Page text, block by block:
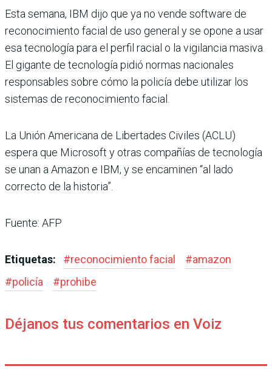
Esta semana, IBM dijo que ya no vende software de
reconocimiento facial de uso general y se opone a usar
esa tecnología para el perfil racial o la vigilancia masiva.
El gigante de tecnología pidió normas nacionales
responsables sobre cómo la policía debe utilizar los
sistemas de reconocimiento facial.
La Unión Americana de Libertades Civiles (ACLU)
espera que Microsoft y otras compañías de tecnología
se unan a Amazon e IBM, y se encaminen “al lado
correcto de la historia”.
Fuente: AFP
Etiquetas: #reconocimiento facial #amazon
#policía #prohibe
Déjanos tus comentarios en Voiz